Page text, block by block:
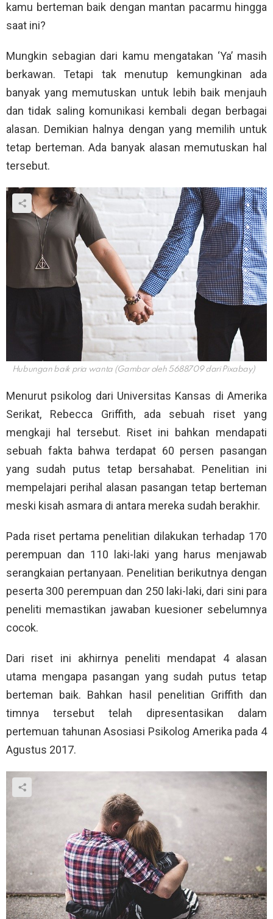
kamu berteman baik dengan mantan pacarmu hingga
saat ini?
Mungkin sebagian dari kamu mengatakan ‘Ya’ masih
berkawan. Tetapi tak menutup kemungkinan ada
banyak yang memutuskan untuk lebih baik menjauh
dan tidak saling komunikasi kembali degan berbagai
alasan. Demikian halnya dengan yang memilih untuk
tetap berteman. Ada banyak alasan memutuskan hal
tersebut.
Hubungan baik pria wanta (Gambar oleh 5688709 dari Pixabay)
Menurut psikolog dari Universitas Kansas di Amerika
Serikat, Rebecca Griffith, ada sebuah riset yang
mengkaji hal tersebut. Riset ini bahkan mendapati
sebuah fakta bahwa terdapat 60 persen pasangan
yang sudah putus tetap bersahabat. Penelitian ini
mempelajari perihal alasan pasangan tetap berteman
meski kisah asmara di antara mereka sudah berakhir.
Pada riset pertama penelitian dilakukan terhadap 170
perempuan dan 110 laki-laki yang harus menjawab
serangkaian pertanyaan. Penelitian berikutnya dengan
peserta 300 perempuan dan 250 laki-laki, dari sini para
peneliti memastikan jawaban kuesioner sebelumnya
cocok.
Dari riset ini akhirnya peneliti mendapat 4 alasan
utama mengapa pasangan yang sudah putus tetap
berteman baik. Bahkan hasil penelitian Griffith dan
timnya tersebut telah dipresentasikan dalam
pertemuan tahunan Asosiasi Psikolog Amerika pada 4
Agustus 2017.